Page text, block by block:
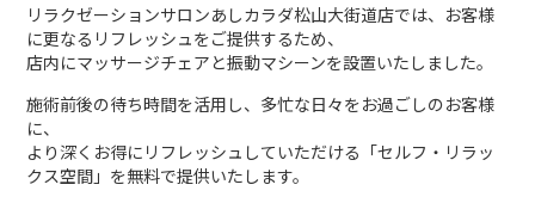
リラクゼーションサロンあしカラダ松山大街道店では、お客様
に更なるリフレッシュをご提供するため、
店内にマッサージチェアと振動マシーンを設置いたしました。
施術前後の待ち時間を活用し、多忙な日々をお過ごしのお客様
に、
より深くお得にリフレッシュしていただける「セルフ・リラッ
クス空間」を無料で提供いたします。